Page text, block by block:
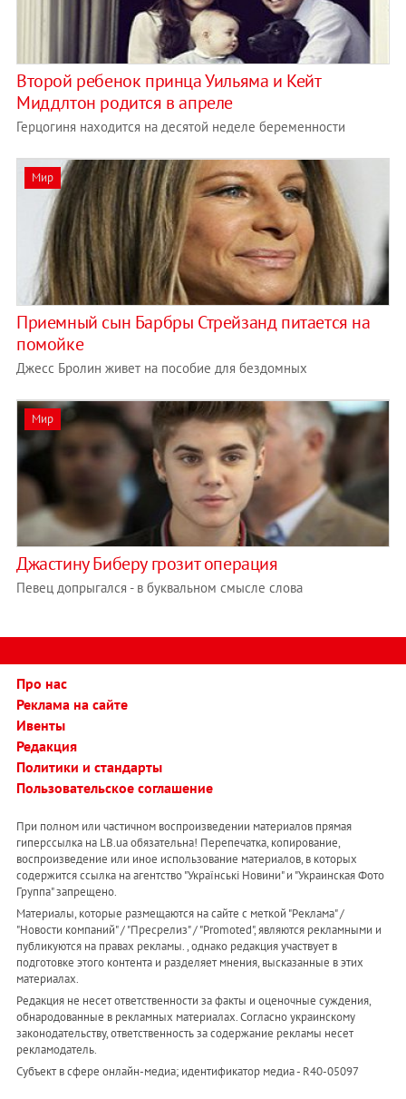
Второй ребенок принца Уильяма и Кейт
Миддлтон родится в апреле
Герцогиня находится на десятой неделе беременности
Мир
Приемный сын Барбры Стрейзанд питается на
помойке
Джесс Бролин живет на пособие для бездомных
Мир
Джастину Биберу грозит операция
Певец допрыгался - в буквальном смысле слова
Про нас
Реклама на сайте
Ивенты
Редакция
Политики и стандарты
Пользовательское соглашение
При полном или частичном воспроизведении материалов прямая
гиперссылка на LB.ua обязательна! Перепечатка, копирование,
воспроизведение или иное использование материалов, в которых
содержится ссылка на агентство "Українськi Новини" и "Украинская Фото
Группа" запрещено.
Материалы, которые размещаются на сайте с меткой "Реклама" /
"Новости компаний" / "Пресрелиз" / "Promoted", являются рекламными и
публикуются на правах рекламы. , однако редакция участвует в
подготовке этого контента и разделяет мнения, высказанные в этих
материалах.
Редакция не несет ответственности за факты и оценочные суждения,
обнародованные в рекламных материалах. Согласно украинскому
законодательству, ответственность за содержание рекламы несет
рекламодатель.
Субъект в сфере онлайн-медиа; идентификатор медиа - R40-05097